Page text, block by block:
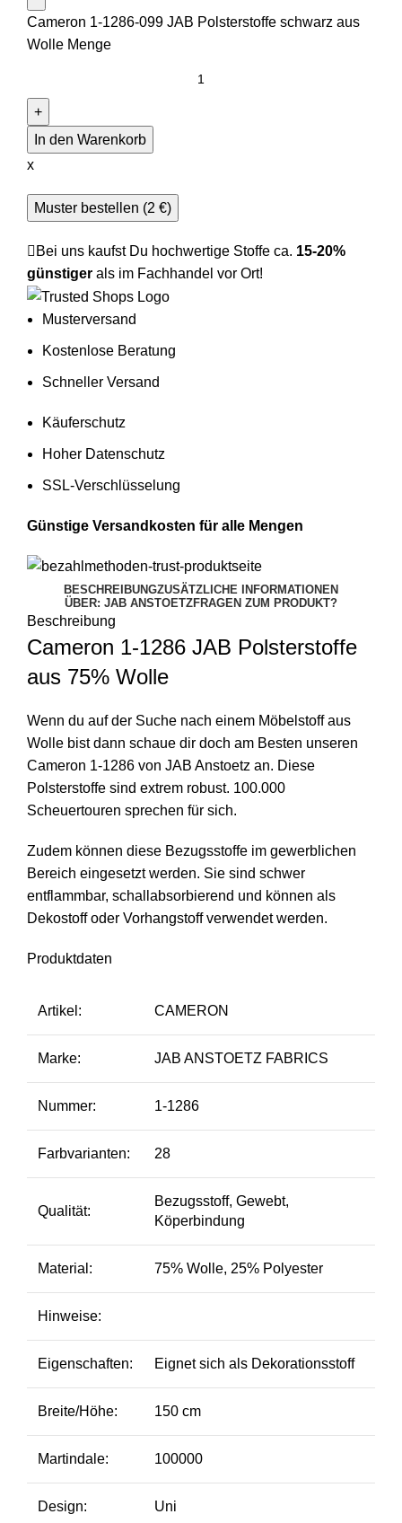
Cameron 1-1286-099 JAB Polsterstoffe schwarz aus
Wolle Menge
In den Warenkorb
x
Muster bestellen (2 €)
Bei uns kaufst Du hochwertige Stoffe ca. 15-20%
günstiger als im Fachhandel vor Ort!
Musterversand
Kostenlose Beratung
Schneller Versand
Käuferschutz
Hoher Datenschutz
SSL-Verschlüsselung
Günstige Versandkosten für alle Mengen
BESCHREIBUNGZUSÄTZLICHE INFORMATIONEN
ÜBER: JAB ANSTOETZFRAGEN ZUM PRODUKT?
Beschreibung
Cameron 1-1286 JAB Polsterstoffe
aus 75% Wolle
Wenn du auf der Suche nach einem Möbelstoff aus
Wolle bist dann schaue dir doch am Besten unseren
Cameron 1-1286 von JAB Anstoetz an. Diese
Polsterstoffe sind extrem robust. 100.000
Scheuertouren sprechen für sich.
Zudem können diese Bezugsstoffe im gewerblichen
Bereich eingesetzt werden. Sie sind schwer
entflammbar, schallabsorbierend und können als
Dekostoff oder Vorhangstoff verwendet werden.
Produktdaten
Artikel: CAMERON
Marke: JAB ANSTOETZ FABRICS
Nummer: 1-1286
Farbvarianten: 28
Qualität:
Bezugsstoff, Gewebt,
Köperbindung
Material: 75% Wolle, 25% Polyester
Hinweise:
Eigenschaften: Eignet sich als Dekorationsstoff
Breite/Höhe: 150 cm
Martindale: 100000
Design: Uni